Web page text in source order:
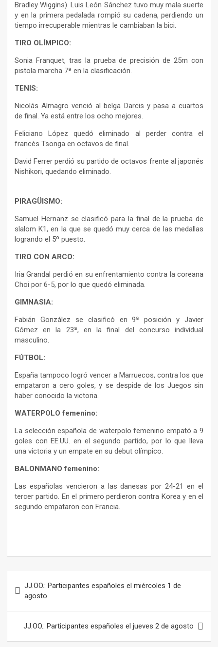
Bradley Wiggins). Luis León Sánchez tuvo muy mala suerte
y en la primera pedalada rompió su cadena, perdiendo un
tiempo irrecuperable mientras le cambiaban la bici.
TIRO OLÍMPICO:
Sonia Franquet, tras la prueba de precisión de 25m con
pistola marcha 7ª en la clasificación.
TENIS:
Nicolás Almagro venció al belga Darcis y pasa a cuartos
de final. Ya está entre los ocho mejores.
Feliciano López quedó eliminado al perder contra el
francés Tsonga en octavos de final.
David Ferrer perdió su partido de octavos frente al japonés
Nishikori, quedando eliminado.
PIRAGÜISMO:
Samuel Hernanz se clasificó para la final de la prueba de
slalom K1, en la que se quedó muy cerca de las medallas
logrando el 5º puesto.
TIRO CON ARCO:
Iria Grandal perdió en su enfrentamiento contra la coreana
Choi por 6-5, por lo que quedó eliminada.
GIMNASIA:
Fabián González se clasificó en 9ª posición y Javier
Gómez en la 23ª, en la final del concurso individual
masculino.
FÚTBOL:
España tampoco logró vencer a Marruecos, contra los que
empataron a cero goles, y se despide de los Juegos sin
haber conocido la victoria.
WATERPOLO femenino:
La selección española de waterpolo femenino empató a 9
goles con EE.UU. en el segundo partido, por lo que lleva
una victoria y un empate en su debut olímpico.
BALONMANO femenino:
Las españolas vencieron a las danesas por 24-21 en el
tercer partido. En el primero perdieron contra Korea y en el
segundo empataron con Francia.
de
entradas
JJ.OO.: Participantes españoles el miércoles 1 de
agosto
JJ.OO.: Participantes españoles el jueves 2 de agosto